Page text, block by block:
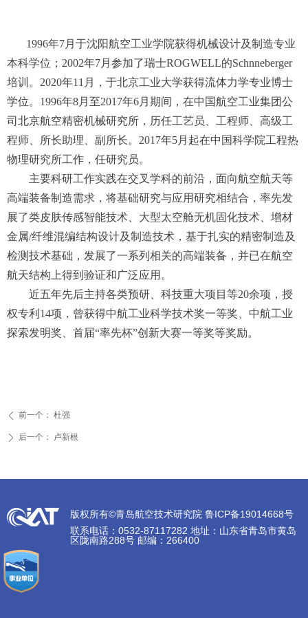
1996年7月于沈阳航空工业学院获得机械设计及制造专业
本科学位；2002年7月参加了瑞士ROGWELL的Schnneberger
培训。2020年11月，于北京工业大学获得流体力学专业博士
学位。1996年8月至2017年6月期间，在中国航空工业集团公
司北京航空精密机械研究所，历任工艺员、工程师、高级工
程师、所长助理、副所长。2017年5月起在中国科学院工程热
物理研究所工作，任研究员。
主要科研工作实践在交叉学科的前沿，面向航空航天等
高端装备制造需求，将基础研究与应用研究相结合，率先发
展了类皮肤传感智能技术、大型太空舱无机固化技术、增材
金属/纤维混编结构设计及制造技术，基于扎实的精密制造及
检测技术基础，发展了一系列相关的高端装备，并已在航空
航天结构上得到验证和广泛应用。
近五年先后主持各类预研、科技重大项目等20余项，授
权专利14项，曾获得中航工业科学技术奖一等奖、中航工业
探索发明奖、首届“率先杯”创新大赛一等奖等奖励。
ꄴ 前一个： 杜强
ꄲ 后一个： 卢新根
联系电话：0532-87117282 地址：山东省青岛市黄岛
区陇南路288号 邮编：266400
版权所有©青岛航空技术研究院 鲁ICP备19014668号